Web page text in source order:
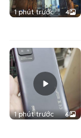
1 phút trước 4
1 phút trước 6